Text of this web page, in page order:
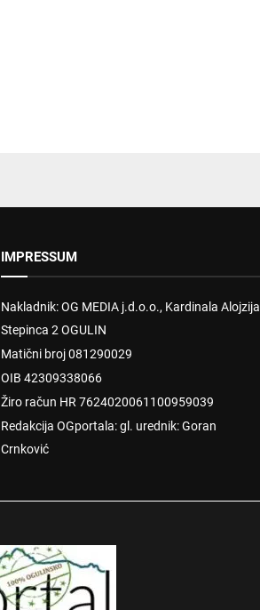
IMPRESSUM
Nakladnik: OG MEDIA j.d.o.o., Kardinala Alojzija
Stepinca 2 OGULIN
Matični broj 081290029
OIB 42309338066
Žiro račun HR 7624020061100959039
Redakcija OGportala: gl. urednik: Goran
Crnković